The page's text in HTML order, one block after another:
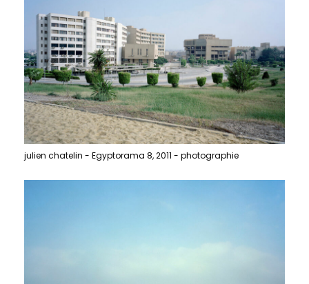
julien chatelin - Egyptorama 8, 2011 - photographie